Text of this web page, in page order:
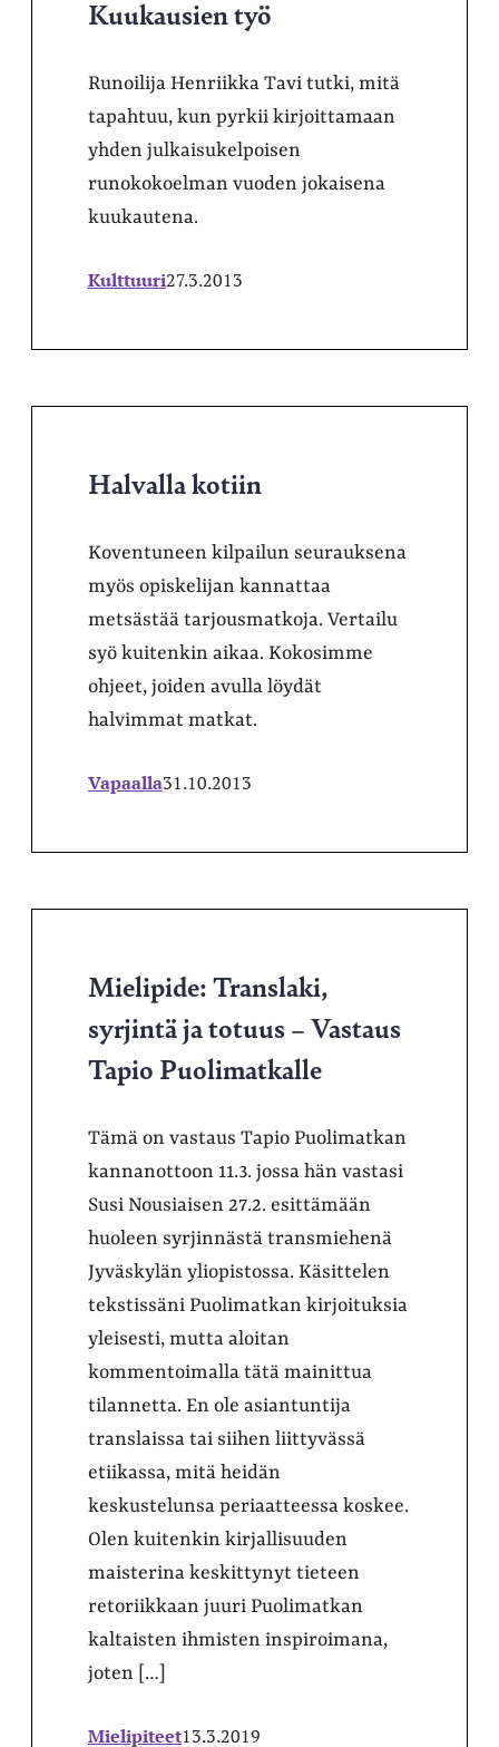
Kuukausien työ
Runoilija Henriikka Tavi tutki, mitä
tapahtuu, kun pyrkii kirjoittamaan
yhden julkaisukelpoisen
runokokoelman vuoden jokaisena
kuukautena.
Kulttuuri27.3.2013
Halvalla kotiin
Koventuneen kilpailun seurauksena
myös opiskelijan kannattaa
metsästää tarjousmatkoja. Vertailu
syö kuitenkin aikaa. Kokosimme
ohjeet, joiden avulla löydät
halvimmat matkat.
Vapaalla31.10.2013
Mielipide: Translaki,
syrjintä ja totuus – Vastaus
Tapio Puolimatkalle
Tämä on vastaus Tapio Puolimatkan
kannanottoon 11.3. jossa hän vastasi
Susi Nousiaisen 27.2. esittämään
huoleen syrjinnästä transmiehenä
Jyväskylän yliopistossa. Käsittelen
tekstissäni Puolimatkan kirjoituksia
yleisesti, mutta aloitan
kommentoimalla tätä mainittua
tilannetta. En ole asiantuntija
translaissa tai siihen liittyvässä
etiikassa, mitä heidän
keskustelunsa periaatteessa koskee.
Olen kuitenkin kirjallisuuden
maisterina keskittynyt tieteen
retoriikkaan juuri Puolimatkan
kaltaisten ihmisten inspiroimana,
joten […]
Mielipiteet13.3.2019